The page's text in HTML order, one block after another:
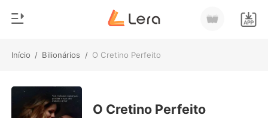
Início / Bilionários / O Cretino Perfeito
Loja
Gênero
O Cretino Perfeito